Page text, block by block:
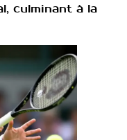
culminant à la